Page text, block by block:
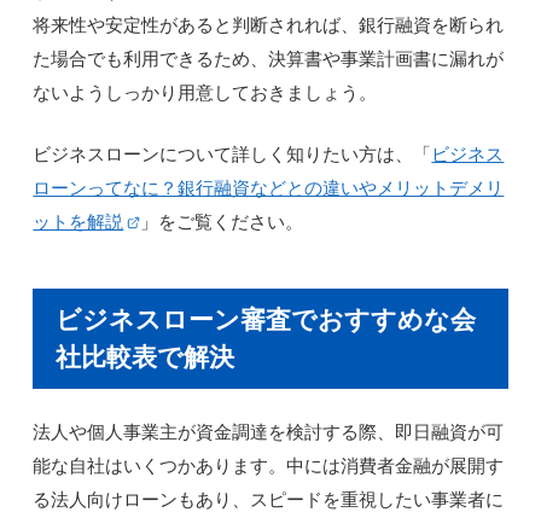
将来性や安定性があると判断されれば、銀行融資を断られ
た場合でも利用できるため、決算書や事業計画書に漏れが
ないようしっかり用意しておきましょう。
ビジネスローンについて詳しく知りたい方は、「ビジネス
ローンってなに？銀行融資などとの違いやメリットデメリ
ットを解説
」をご覧ください。
ビジネスローン審査でおすすめな会
社比較表で解決
法人や個人事業主が資金調達を検討する際、即日融資が可
能な自社はいくつかあります。中には消費者金融が展開す
る法人向けローンもあり、スピードを重視したい事業者に